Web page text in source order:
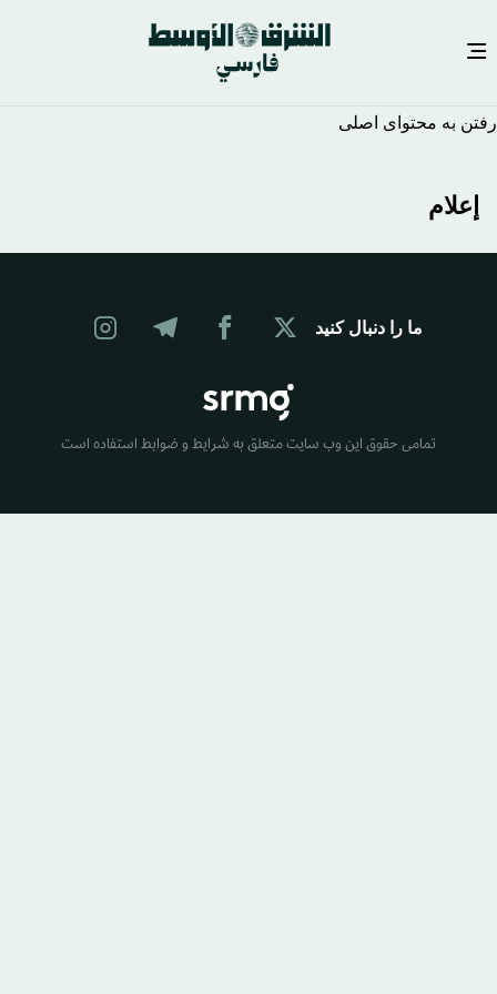
رفتن به محتوای اصلی
إعلام
ما را دنبال کنید
تمامی حقوق این وب سایت متعلق به شرایط و ضوابط استفاده است